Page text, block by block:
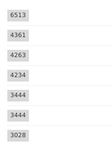
6513
4361
4263
4234
3444
3444
3028